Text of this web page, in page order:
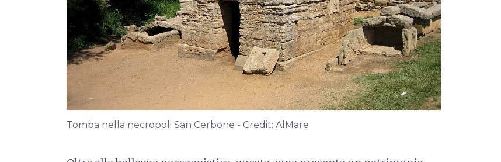
Tomba nella necropoli San Cerbone - Credit: AlMare